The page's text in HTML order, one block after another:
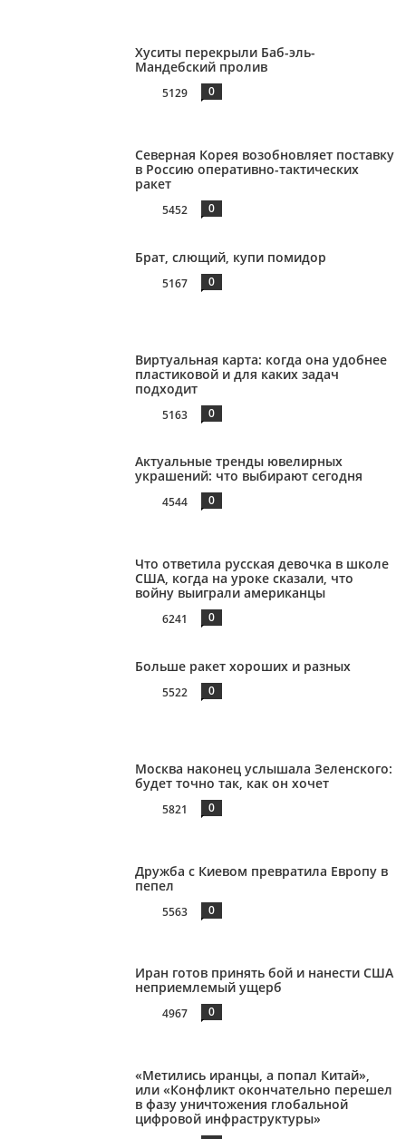
Хуситы перекрыли Баб-эль-
Мандебский пролив
5129 0
Северная Корея возобновляет поставку
в Россию оперативно-тактических
ракет
5452 0
Брат, слющий, купи помидор
5167 0
Виртуальная карта: когда она удобнее
пластиковой и для каких задач
подходит
5163 0
Актуальные тренды ювелирных
украшений: что выбирают сегодня
4544 0
Что ответила русская девочка в школе
США, когда на уроке сказали, что
войну выиграли американцы
6241 0
Больше ракет хороших и разных
5522 0
Москва наконец услышала Зеленского:
будет точно так, как он хочет
5821 0
Дружба с Киевом превратила Европу в
пепел
5563 0
Иран готов принять бой и нанести США
неприемлемый ущерб
4967 0
«Метились иранцы, а попал Китай»,
или «Конфликт окончательно перешел
в фазу уничтожения глобальной
цифровой инфраструктуры»